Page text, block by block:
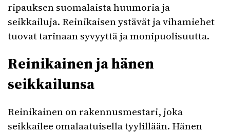
ripauksen suomalaista huumoria ja
seikkailuja. Reinikaisen ystävät ja vihamiehet
tuovat tarinaan syvyyttä ja monipuolisuutta.
Reinikainen ja hänen
seikkailunsa
Reinikainen on rakennusmestari, joka
seikkailee omalaatuisella tyylillään. Hänen